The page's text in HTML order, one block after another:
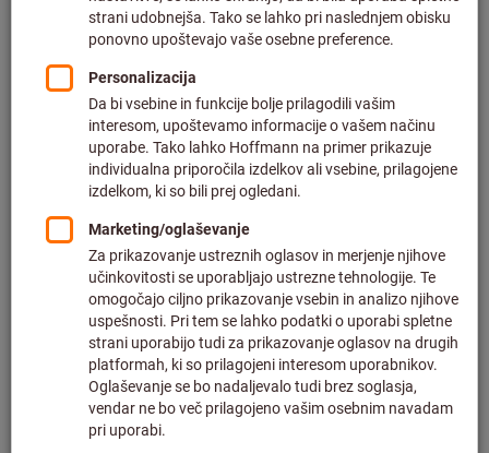
Cena na 1 kos
plus DDV po trenutni stopnjiin strošek dostave
Individualne cene za poslovne stranke poprijavi.
Količina
V košarico
Predviden čas dostave: 2-3 tedna
Upoštevajte daljši čas dostave in omejeno število
nasvetov: